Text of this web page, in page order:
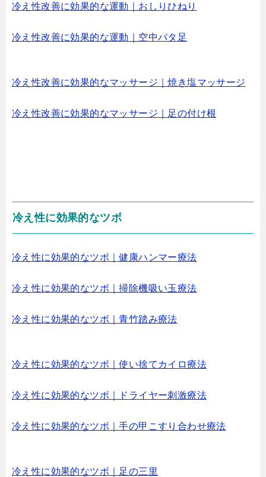
冷え性改善に効果的な運動｜おしりひねり
冷え性改善に効果的な運動｜空中バタ足
冷え性改善に効果的なマッサージ｜焼き塩マッサージ
冷え性改善に効果的なマッサージ｜足の付け根
冷え性に効果的なツボ
冷え性に効果的なツボ｜健康ハンマー療法
冷え性に効果的なツボ｜掃除機吸い玉療法
冷え性に効果的なツボ｜青竹踏み療法
冷え性に効果的なツボ｜使い捨てカイロ療法
冷え性に効果的なツボ｜ドライヤー刺激療法
冷え性に効果的なツボ｜手の甲こすり合わせ療法
冷え性に効果的なツボ｜足の三里